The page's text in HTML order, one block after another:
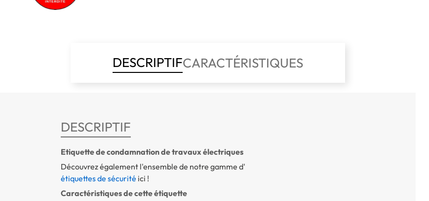
DESCRIPTIFCARACTÉRISTIQUES
DESCRIPTIF
Etiquette de condamnation de travaux électriques
Découvrez également l'ensemble de notre gamme d'
étiquettes de sécurité ici !
Caractéristiques de cette étiquette